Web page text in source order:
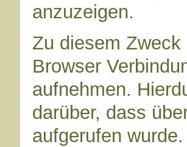
anzuzeigen.
Zu diesem
Browser
aufnehmen.
darüber, dass
aufgerufen